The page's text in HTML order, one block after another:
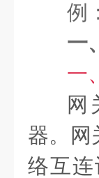
例：
一
一
网
器。网
络互